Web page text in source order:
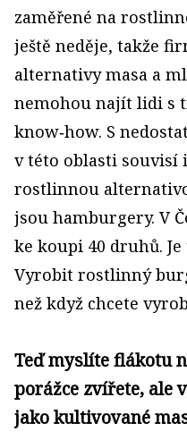
zaměřené na
ještě neděje, takže
alternativy masa a
nemohou najít lidi s
know‑how. S
v této oblasti souvisí
rostlinnou
jsou hamburgery. V
ke koupi 40 druhů.
Vyrobit rostlinný
než když chcete
Teď myslíte flákotu
porážce zvířete, ale
jako kultivované